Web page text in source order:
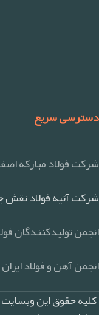
دسترسی سریع
شرکت فولاد مبارکه
شرکت آتیه فولاد نقش
انجمن تولیدکنندگان
انجمن آهن و فولاد ایران
کلیه حقوق این